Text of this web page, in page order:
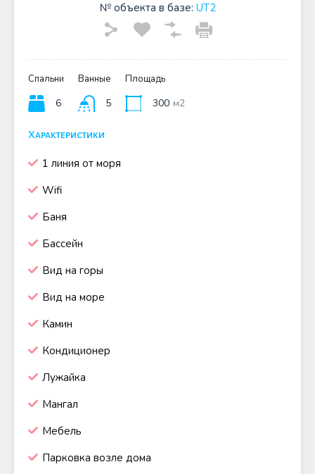
№ объекта в базе: UT2
Спальни
6
Ванные
5
Площадь
300 м2
Характеристики
1 линия от моря
Wifi
Баня
Бассейн
Вид на горы
Вид на море
Камин
Кондиционер
Лужайка
Мангал
Мебель
Парковка возле дома